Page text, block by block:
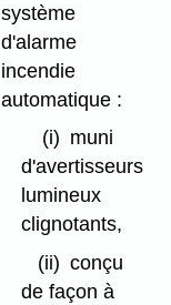
système
d'alarme
incendie
automatique :
(i) muni
d'avertisseurs
lumineux
clignotants,
(ii) conçu
de façon à